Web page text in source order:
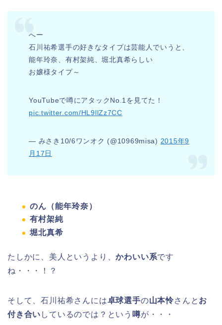
へー
石川祐希選手の好きなタイプは芸能人でいうと、
能年玲奈、有村架純、堀北真希らしい
お嬢様タイプ～
YouTubeで噂にアタックNo.1を見てた！
pic.twitter.com/HL9llZz7CC
— みさき10/6ワンオク (@10969misa) 2015年9
月17日
のん（能年玲奈）
有村架純
堀北真希
たしかに、美人というより、かわいい系です
ね・・・！？
そして、石川祐希さんには卓球選手の山本怜さんと お
付き合い しているのでは？という 噂が・・・